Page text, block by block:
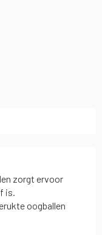
zorgt ervoor
is.
oogballen